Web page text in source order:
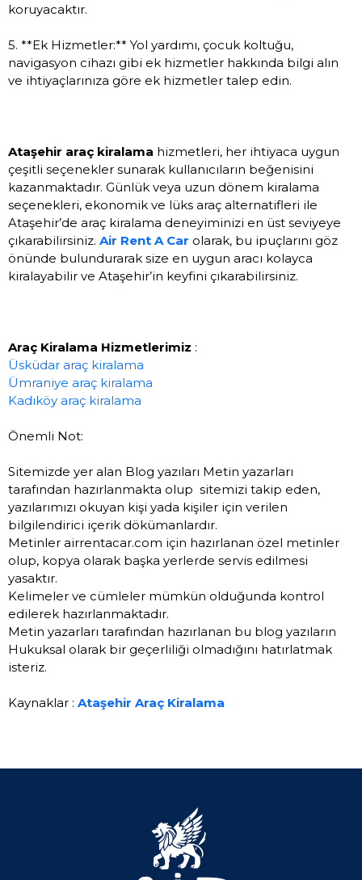
koruyacaktır.
5. **Ek Hizmetler:** Yol yardımı, çocuk koltuğu,
navigasyon cihazı gibi ek hizmetler hakkında bilgi alın
ve ihtiyaçlarınıza göre ek hizmetler talep edin.
Ataşehir araç kiralama hizmetleri, her ihtiyaca uygun
çeşitli seçenekler sunarak kullanıcıların beğenisini
kazanmaktadır. Günlük veya uzun dönem kiralama
seçenekleri, ekonomik ve lüks araç alternatifleri ile
Ataşehir’de araç kiralama deneyiminizi en üst seviyeye
çıkarabilirsiniz. Air Rent A Car olarak, bu ipuçlarını göz
önünde bulundurarak size en uygun aracı kolayca
kiralayabilir ve Ataşehir’in keyfini çıkarabilirsiniz.
Araç Kiralama Hizmetlerimiz :
Üsküdar araç kiralama
Ümraniye araç kiralama
Kadıköy araç kiralama
Önemli Not:
Sitemizde yer alan Blog yazıları Metin yazarları
tarafından hazırlanmakta olup sitemizi takip eden,
yazılarımızı okuyan kişi yada kişiler için verilen
bilgilendirici içerik dökümanlardır.
Metinler airrentacar.com için hazırlanan özel metinler
olup, kopya olarak başka yerlerde servis edilmesi
yasaktır.
Kelimeler ve cümleler mümkün olduğunda kontrol
edilerek hazırlanmaktadır.
Metin yazarları tarafından hazırlanan bu blog yazıların
Hukuksal olarak bir geçerliliği olmadığını hatırlatmak
isteriz.
Kaynaklar : Ataşehir Araç Kiralama